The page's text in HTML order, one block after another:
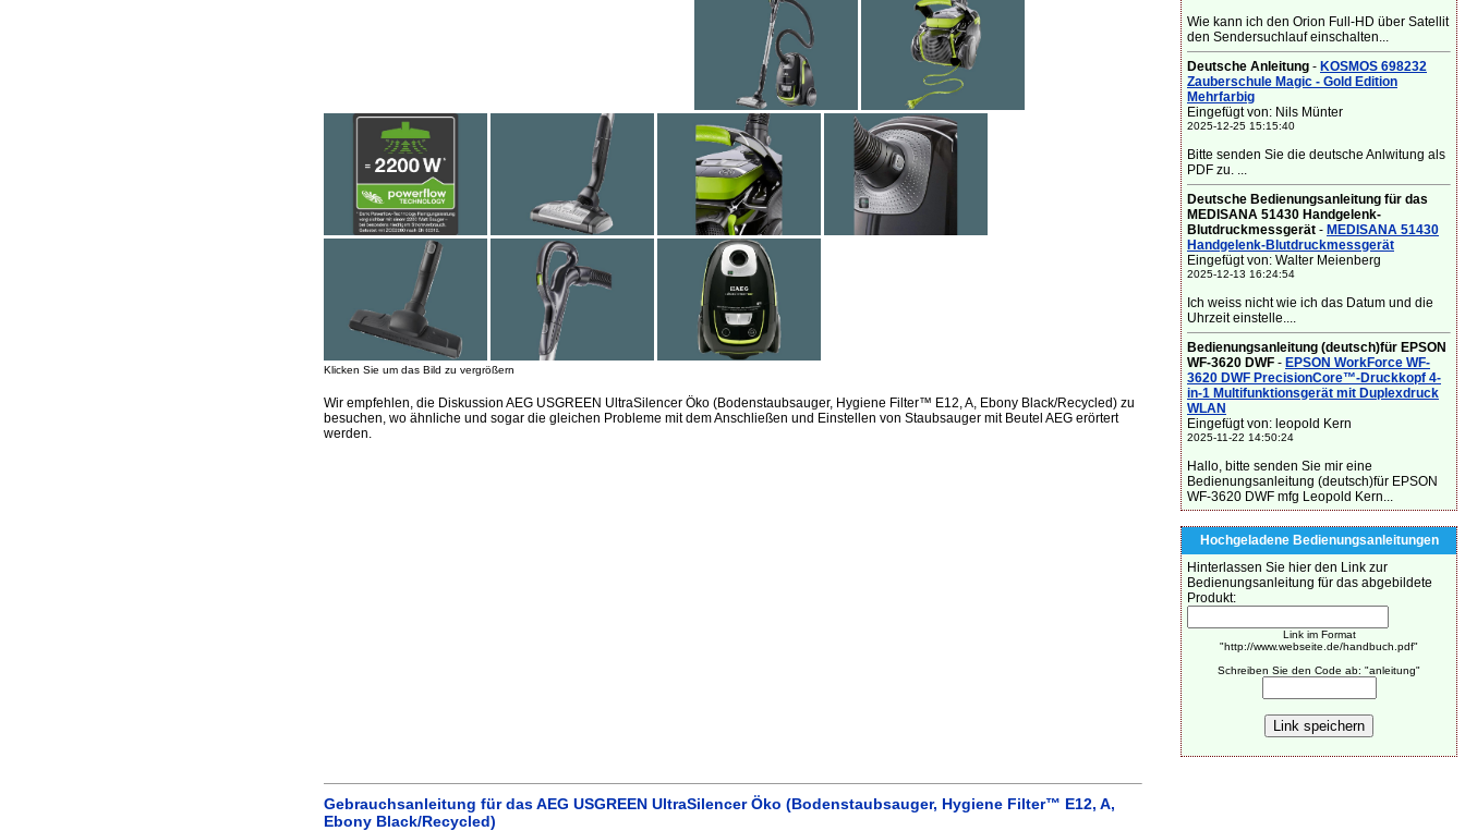
Klicken Sie um das Bild zu vergrößern
Wir empfehlen, die Diskussion AEG USGREEN UltraSilencer Öko (Bodenstaubsauger, Hygiene Filter™ E12, A, Ebony Black/Recycled) zu
besuchen, wo ähnliche und sogar die gleichen Probleme mit dem Anschließen und Einstellen von Staubsauger mit Beutel AEG erörtert
werden.
Gebrauchsanleitung für das AEG USGREEN UltraSilencer Öko (Bodenstaubsauger, Hygiene Filter™ E12, A,
Ebony Black/Recycled)
Wie kann ich den Orion Full-HD über Satellit
den Sendersuchlauf einschalten...
Deutsche Anleitung - KOSMOS 698232
Zauberschule Magic - Gold Edition
Mehrfarbig
Eingefügt von: Nils Münter
2025-12-25 15:15:40
Bitte senden Sie die deutsche Anlwitung als
PDF zu. ...
Deutsche Bedienungsanleitung für das
MEDISANA 51430 Handgelenk-
Blutdruckmessgerät - MEDISANA 51430
Handgelenk-Blutdruckmessgerät
Eingefügt von: Walter Meienberg
2025-12-13 16:24:54
Ich weiss nicht wie ich das Datum und die
Uhrzeit einstelle....
Bedienungsanleitung (deutsch)für EPSON
WF-3620 DWF - EPSON WorkForce WF-
3620 DWF PrecisionCore™-Druckkopf 4-
in-1 Multifunktionsgerät mit Duplexdruck
WLAN
Eingefügt von: leopold Kern
2025-11-22 14:50:24
Hallo, bitte senden Sie mir eine
Bedienungsanleitung (deutsch)für EPSON
WF-3620 DWF mfg Leopold Kern...
Hochgeladene Bedienungsanleitungen
Hinterlassen Sie hier den Link zur
Bedienungsanleitung für das abgebildete
Produkt:
Link im Format
"http://www.webseite.de/handbuch.pdf"
Schreiben Sie den Code ab: "anleitung"